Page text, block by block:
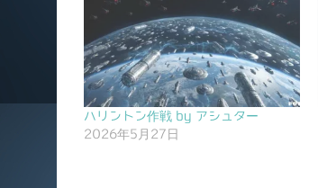
ハリントン作戦 by アシュター
2026年5月27日